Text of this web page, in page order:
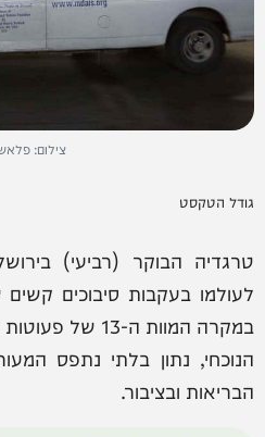
צילום: פלאש
גודל הטקסט
טרגדיה הבוקר (רביעי)
לעולמו בעקבות סיבוכים
במקרה המוות
הנוכחי, נתון בלתי נתפס
הבריאות ובציבור.